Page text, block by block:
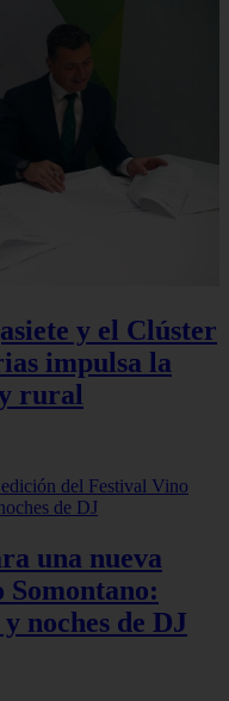
y el Clúster
impulsa la
rural
una nueva
noches de DJ